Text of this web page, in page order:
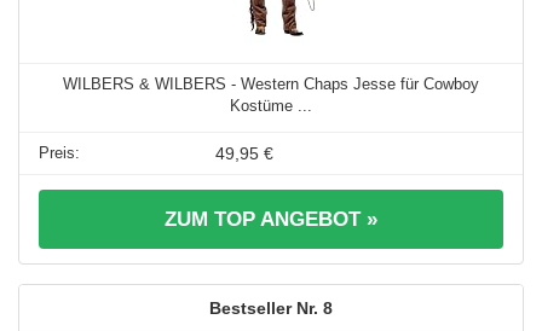
WILBERS & WILBERS - Western Chaps Jesse für Cowboy
Kostüme ...
49,95 €
ZUM TOP ANGEBOT »
8